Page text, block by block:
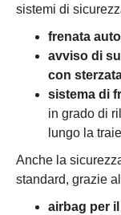
sistemi di
frenata
avviso di
con
sistema di
in grado di
lungo la
Anche la
standard, grazie
airbag per